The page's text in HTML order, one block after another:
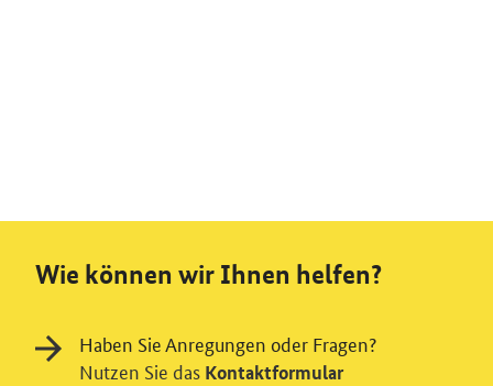
Wie können wir Ihnen helfen?
Haben Sie Anregungen oder Fragen?
Nutzen Sie das Kontaktformular